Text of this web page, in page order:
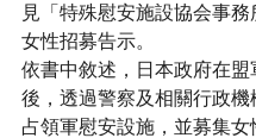
見「特殊慰安施設協会事務
女性招募告示。
依書中敘述，日本政府在盟
後，透過警察及相關行政機
占領軍慰安設施，並募集女